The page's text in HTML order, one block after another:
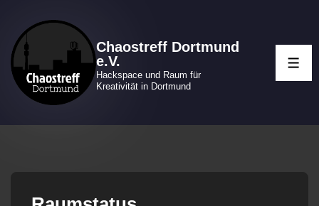
Inhalt
Chaostreff Dortmund
e.V.
Hackspace und Raum für
Kreativität in Dortmund